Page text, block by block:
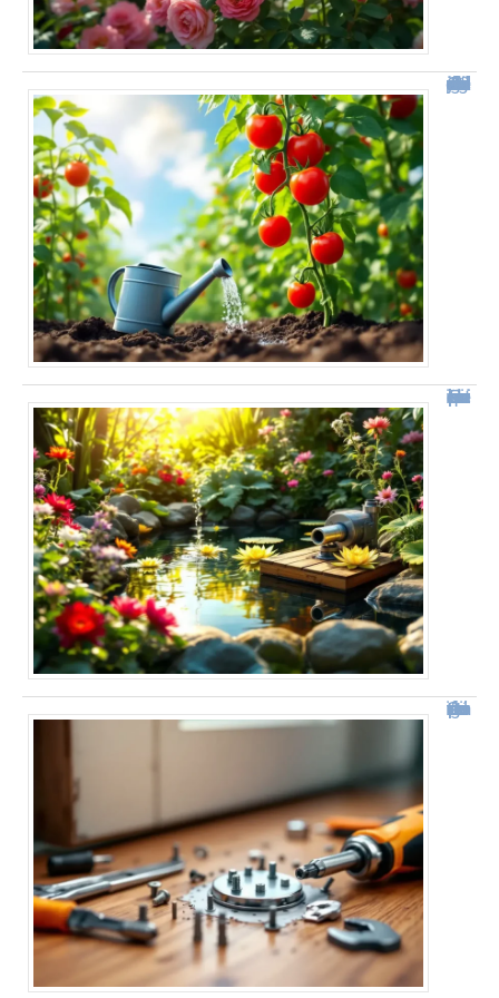
Comment j’ai doublé ma récolte de tomates grâce à une simple modification de mon arrosage
Fabriquer une pompe à bassin sans électricité
Comment démonter une poignée de porte facilement